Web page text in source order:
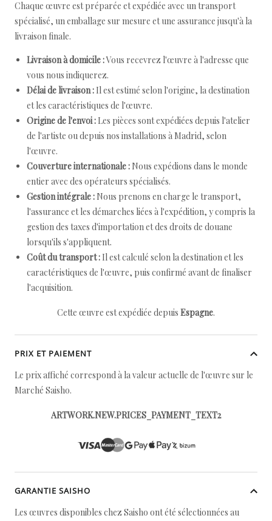
Chaque œuvre est préparée et expédiée avec un transport
spécialisé, un emballage sur mesure et une assurance jusqu'à la
livraison finale.
Livraison à domicile :Vous recevrez l'œuvre à l'adresse que
vous nous indiquerez.
Délai de livraison : Il est estimé selon l'origine, la destination
et les caractéristiques de l'œuvre.
Origine de l'envoi : Les pièces sont expédiées depuis l'atelier
de l'artiste ou depuis nos installations à Madrid, selon
l'œuvre.
Couverture internationale : Nous expédions dans le monde
entier avec des opérateurs spécialisés.
Gestion intégrale : Nous prenons en charge le transport,
l'assurance et les démarches liées à l'expédition, y compris la
gestion des taxes d'importation et des droits de douane
lorsqu'ils s'appliquent.
Coût du transport : Il est calculé selon la destination et les
caractéristiques de l'œuvre, puis confirmé avant de finaliser
l'acquisition.
Cette œuvre est expédiée depuis Espagne.
PRIX ET PAIEMENT
Le prix affiché correspond à la valeur actuelle de l'œuvre sur le
Marché Saisho.
ARTWORK.NEW.PRICES_PAYMENT_TEXT2
GARANTIE SAISHO
Les œuvres disponibles chez Saisho ont été sélectionnées au